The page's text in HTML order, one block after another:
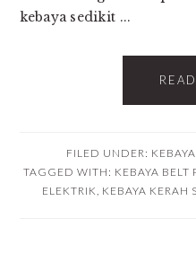
kebaya sedikit ...
FILED UNDER:
TAGGED WITH: KEBAYA BELT
ELEKTRIK, KEBAYA KERAH